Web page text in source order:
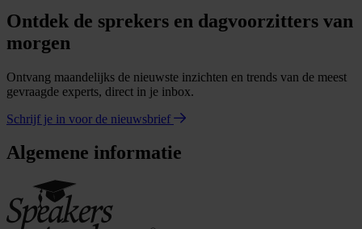
Ontdek de sprekers en dagvoorzitters van
morgen
Ontvang maandelijks de nieuwste inzichten en trends van de meest
gevraagde experts, direct in je inbox.
Schrijf je in voor de nieuwsbrief
Algemene informatie